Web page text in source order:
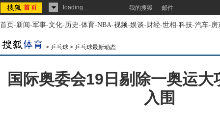
loading... 我的搜狐 邮件
首页-新闻-军事-文化-历史-体育-NBA-视频-娱谈-财经-世相-科技-汽车-房
> 乒乓球 > 乒乓球最新动态
国际奥委会19日剔除一奥运大
入围